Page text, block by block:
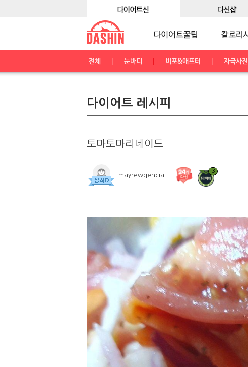
전체 눈바디 비포&애프터 자극사진
다이어트 레시피
토마토마리네이드
mayrewqencia
3